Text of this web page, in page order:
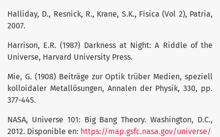
Halliday, D., Resnick, R., Krane, S.K., Física (Vol 2), Patria,
2007.
Harrison, E.R. (1987) Darkness at Night: A Riddle of the
Universe, Harvard University Press.
Mie, G. (1908) Beiträge zur Optik trüber Medien, speziell
kolloidaler Metallösungen, Annalen der Physik, 330, pp.
377-445.
NASA, Universe 101: Big Bang Theory. Washington, D.C.,
2012. Disponible en: https://map.gsfc.nasa.gov/universe/